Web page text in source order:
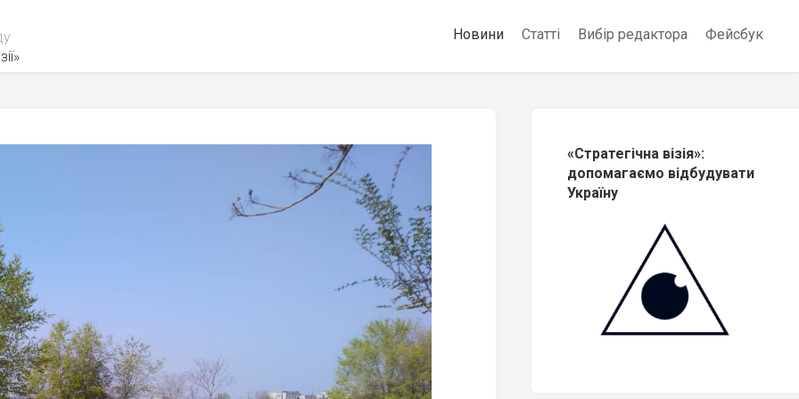
Новини Статті Вибір редактора Фейсбук
«Стратегічна візія»:
допомагаємо відбудувати
Україну